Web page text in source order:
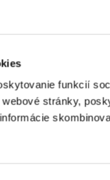
funkcií
stránky,